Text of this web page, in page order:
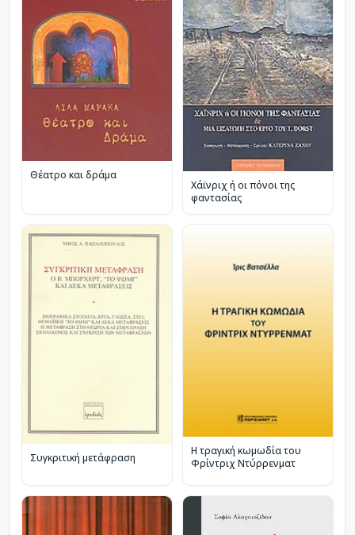
Θέατρο και δράμα
Χάϊνριχ ή οι πόνοι της
φαντασίας
Συγκριτική μετάφραση
Η τραγική κωμωδία του
Φρίντριχ Ντύρρενματ